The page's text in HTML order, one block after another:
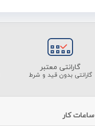
گارانتی معتبر
گارانتی بدون قید و شرط
ساعات کار